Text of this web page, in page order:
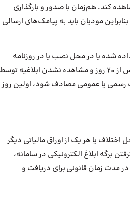
مشاهده کند. هم‌زمان با صدور و بارگذاری
مودیان باید به پیامک‌های ارسالی
شده یا در محل نصب یا در روزنامه
منتشر می‌شود؛ ابلاغ قانونی در روش الکترونیکی نیز اینطور بیان می‌شود که پس از ۲۰ روز و مشاهده نشدن ابلاغیه توسط
تعطیلات رسمی یا عمومی مصادف شود، اولین روز
یا هر یک از اوراق مالیاتی دیگر
برگه ابلاغ الکترونیکی در سامانه،
مدت زمان قانونی برای دریافت و